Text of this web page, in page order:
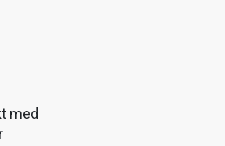
med